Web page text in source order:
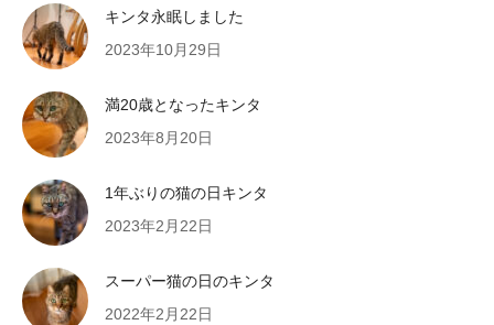
キンタ永眠しました
2023年10月29日
満20歳となったキンタ
2023年8月20日
1年ぶりの猫の日キンタ
2023年2月22日
スーパー猫の日のキンタ
2022年2月22日